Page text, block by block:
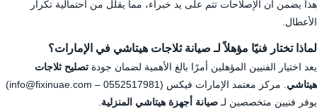
هذا يضمن أن الإصلاحات تتم على يد خبراء، مما يقلل من احتمالية تكرار
الأعطال.
لماذا تختار فنيًا مؤهلاً لـ صيانة ثلاجات هيتاشي في الإمارات؟
يعد اختيار الفنيين المؤهلين أمرًا بالغ الأهمية لضمان جودة تصليح ثلاجات
هيتاشي . مركز معتمد الإمارات فيكس (0552517981
– info@fixinuae.com)
يوفر فنيين متخصصين لـ صيانة أجهزة هيتاشي المنزلية